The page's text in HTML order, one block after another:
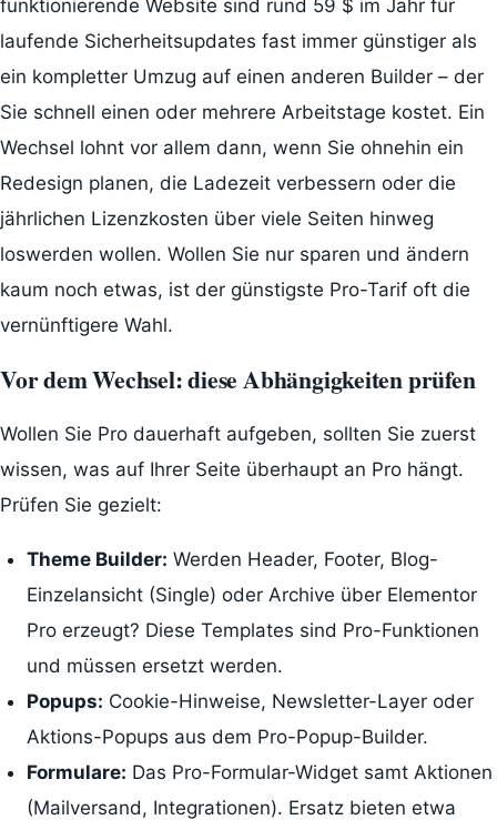
funktionierende Website sind rund 59 $ im Jahr für
laufende Sicherheitsupdates fast immer günstiger als
ein kompletter Umzug auf einen anderen Builder – der
Sie schnell einen oder mehrere Arbeitstage kostet. Ein
Wechsel lohnt vor allem dann, wenn Sie ohnehin ein
Redesign planen, die Ladezeit verbessern oder die
jährlichen Lizenzkosten über viele Seiten hinweg
loswerden wollen. Wollen Sie nur sparen und ändern
kaum noch etwas, ist der günstigste Pro-Tarif oft die
vernünftigere Wahl.
Vor dem Wechsel: diese Abhängigkeiten prüfen
Wollen Sie Pro dauerhaft aufgeben, sollten Sie zuerst
wissen, was auf Ihrer Seite überhaupt an Pro hängt.
Prüfen Sie gezielt:
Theme Builder: Werden Header, Footer, Blog-
Einzelansicht (Single) oder Archive über Elementor
Pro erzeugt? Diese Templates sind Pro-Funktionen
und müssen ersetzt werden.
Popups: Cookie-Hinweise, Newsletter-Layer oder
Aktions-Popups aus dem Pro-Popup-Builder.
Formulare: Das Pro-Formular-Widget samt Aktionen
(Mailversand, Integrationen). Ersatz bieten etwa